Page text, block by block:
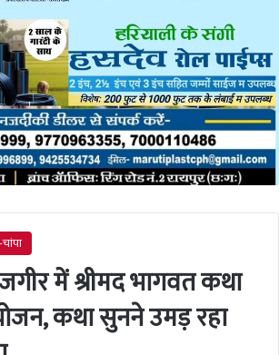
में श्रीमद भागवत कथा
कथा सुनने उमड़ रहा